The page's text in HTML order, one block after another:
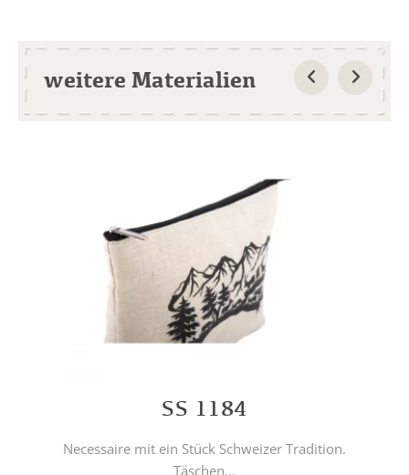
weitere Materialien
SS 1184
Necessaire mit ein Stück Schweizer Tradition.
Täschen...